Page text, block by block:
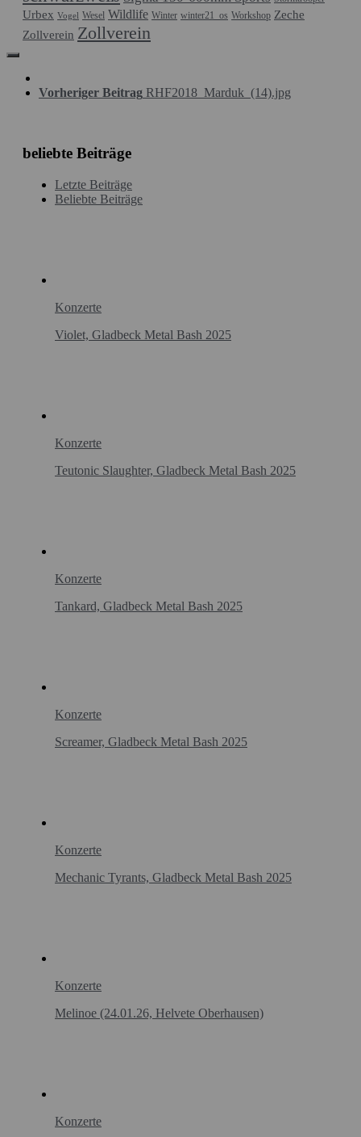
Urbex Vogel Wesel Wildlife Winter winter21_os Workshop Zeche
Zollverein Zollverein
Vorheriger Beitrag RHF2018_Marduk_(14).jpg
beliebte Beiträge
Letzte Beiträge
Beliebte Beiträge
Konzerte
Violet, Gladbeck Metal Bash 2025
Konzerte
Teutonic Slaughter, Gladbeck Metal Bash 2025
Konzerte
Tankard, Gladbeck Metal Bash 2025
Konzerte
Screamer, Gladbeck Metal Bash 2025
Konzerte
Mechanic Tyrants, Gladbeck Metal Bash 2025
Konzerte
Melinoe (24.01.26, Helvete Oberhausen)
Konzerte